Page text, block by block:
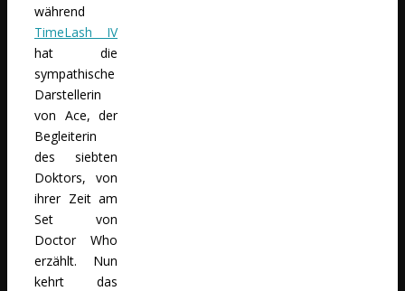
während
TimeLash IV
hat die
sympathische
Darstellerin
von Ace, der
Begleiterin
des siebten
Doktors, von
ihrer Zeit am
Set von
Doctor Who
erzählt. Nun
kehrt das